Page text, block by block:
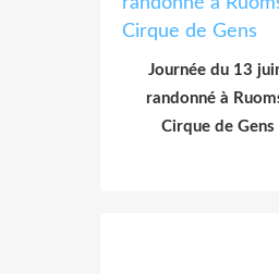
Journée du 13
randonné à
Cirque de Gens